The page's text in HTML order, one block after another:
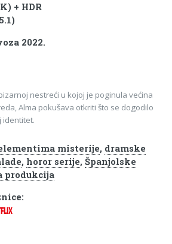
+ HDR
2022.
nestreći u kojoj je poginula većina
Alma pokušava otkriti što se dogodilo
identitet.
misterije, dramske
, horor serije, Španjolske
produkcija